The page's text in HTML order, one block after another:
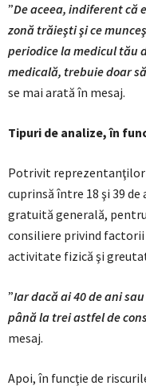
”De aceea, indiferent că
zonă trăieşti şi ce
periodice la medicul tău
medicală, trebuie doar
se mai arată în mesaj.
Tipuri de analize, în
Potrivit reprezentanţilor
cuprinsă între 18 şi 39
gratuită generală,
consiliere privind
activitate fizică şi
”Iar dacă ai 40 de ani
până la trei astfel de
mesaj.
Apoi, în funcţie de